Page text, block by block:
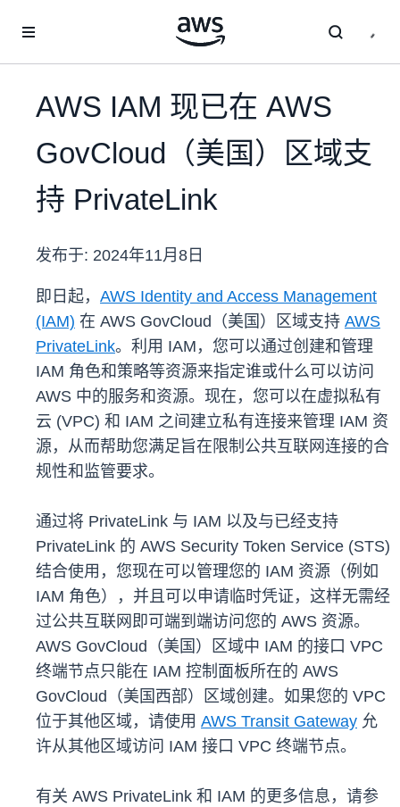
AWS IAM 现已在 AWS
GovCloud（美国）区域支
持 PrivateLink
发布于: 2024年11月8日
即日起， AWS Identity and Access Management
(IAM) 在 AWS GovCloud（美国）区域支持 AWS
PrivateLink。利用 IAM，您可以通过创建和管理
IAM 角色和策略等资源来指定谁或什么可以访问
AWS 中的服务和资源。现在，您可以在虚拟私有
云 (VPC) 和 IAM 之间建立私有连接来管理 IAM 资
源，从而帮助您满足旨在限制公共互联网连接的合
规性和监管要求。
通过将 PrivateLink 与 IAM 以及与已经支持
PrivateLink 的 AWS Security Token Service (STS)
结合使用，您现在可以管理您的 IAM 资源（例如
IAM 角色），并且可以申请临时凭证，这样无需经
过公共互联网即可端到端访问您的 AWS 资源。
AWS GovCloud（美国）区域中 IAM 的接口 VPC
终端节点只能在 IAM 控制面板所在的 AWS
GovCloud（美国西部）区域创建。如果您的 VPC
位于其他区域，请使用 AWS Transit Gateway 允
许从其他区域访问 IAM 接口 VPC 终端节点。
有关 AWS PrivateLink 和 IAM 的更多信息，请参